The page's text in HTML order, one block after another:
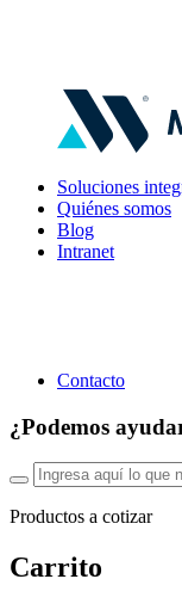
Soluciones
Quiénes somos
Blog
Intranet
Contacto
¿Podemos
Productos a cotizar
Carrito